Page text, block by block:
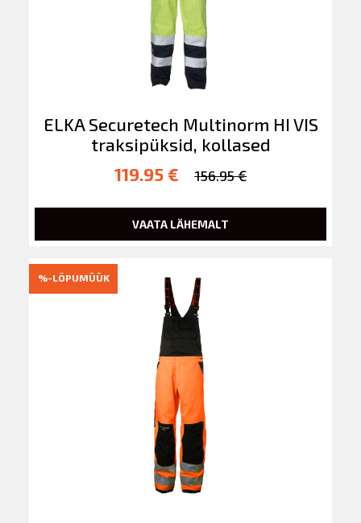
ELKA Securetech Multinorm HI VIS
traksipüksid, kollased
119.95 €
156.95 €
VAATA LÄHEMALT
%-LÕPUMÜÜK